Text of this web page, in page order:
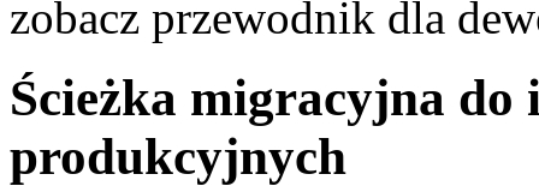
zobacz przewodnik dla
Ścieżka migracyjna do
produkcyjnych